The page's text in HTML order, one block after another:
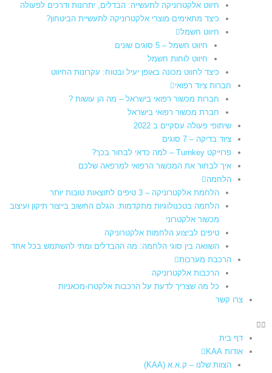
חיווט אלקטרוניקה לתעשייה: הבדלים, יתרונות ודרכים לפעולה
כיצד מתאימים מוצרי אלקטרוניקה לתעשיית הביטחון?
חיווט חשמל
חיווט חשמל – 5 סוגים שונים
חיווט לוחות חשמל​
כיצד לחווט מכונה באופן יעיל ובטוח: עקרונות החיווט
חברות ציוד רפואי
חברות מכשור רפואי בישראל – מה הן עושות ?
חברת מכשור רפואי בישראל
שיתופי פעולה עסקיים ב 2022
ציוד בדיקה – 7 סוגים
פרוייקט Turnkey – למה כדאי לבחור בכך?
איך לבחור את המכשור הרפואי למרפאה שלכם
הלחמה
הלחמת אלקטרוניקה – 3 טיפים לתוצאות טובות יותר
הלחמה בטכנולוגיות מתקדמות: הגלם החשוב בייצור תיקון ועיצוב
מכשור אלקטרוני
טיפים לביצוע הלחמות אלקטרוניקה
השוואה בין סוגי הלחמה: מה ההבדלים ומתי להשתמש בכל אחד
הרכבת מערכות
הרכבות אלקטרוניקה
כל מה שצריך לדעת על הרכבות אלקטרו-מכאניות
צרו קשר
דף בית
אודות KAA
הצוות שלנו – ק.א.א (KAA)